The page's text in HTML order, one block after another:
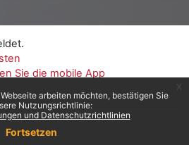
arbeiten möchten, bestätigen Sie
Nutzungsrichtlinie:
und Datenschutzrichtlinien
Fortsetzen
Sie die mobile App